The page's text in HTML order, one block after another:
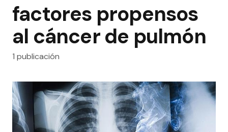
factores propensos
al cáncer de pulmón
1 publicación